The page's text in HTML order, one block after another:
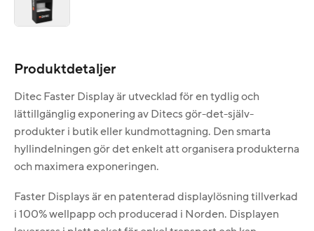
Produktdetaljer
Ditec Faster Display är utvecklad för en tydlig och
lättillgänglig exponering av Ditecs gör-det-själv-
produkter i butik eller kundmottagning. Den smarta
hyllindelningen gör det enkelt att organisera produkterna
och maximera exponeringen.
Faster Displays är en patenterad displaylösning tillverkad
i 100% wellpapp och producerad i Norden. Displayen